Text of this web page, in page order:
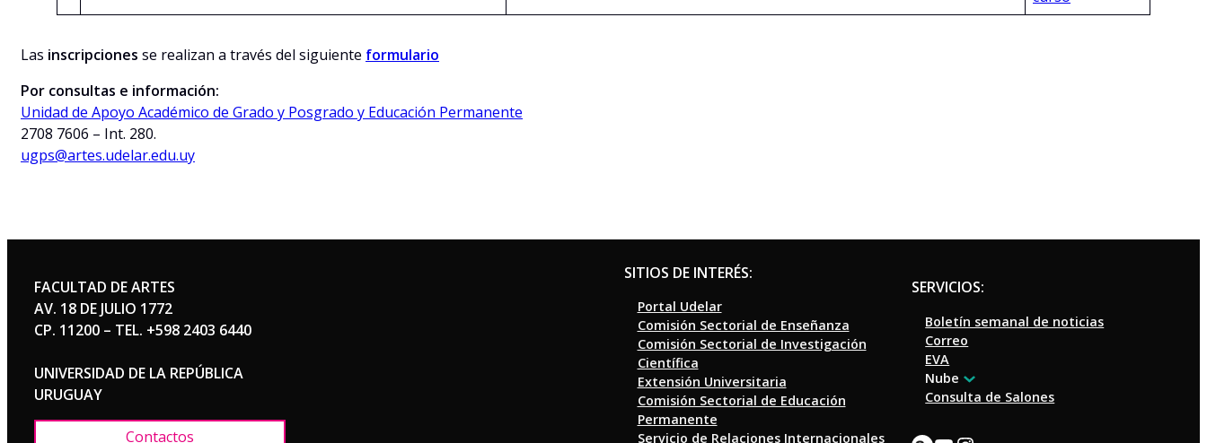
Las inscripciones se realizan a través del siguiente formulario
Por consultas e información:
Unidad de Apoyo Académico de Grado y Posgrado y Educación Permanente
2708 7606 – Int. 280.
ugps@artes.udelar.edu.uy
FACULTAD DE ARTES
AV. 18 DE JULIO 1772
CP. 11200 – TEL. +598 2403 6440
UNIVERSIDAD DE LA REPÚBLICA
URUGUAY
Contactos
SITIOS DE INTERÉS:
Portal Udelar
Comisión Sectorial de Enseñanza
Comisión Sectorial de Investigación
Científica
Extensión Universitaria
Comisión Sectorial de Educación
Permanente
Servicio de Relaciones Internacionales
SERVICIOS:
Boletín semanal de noticias
Correo
EVA
Nube
Consulta de Salones